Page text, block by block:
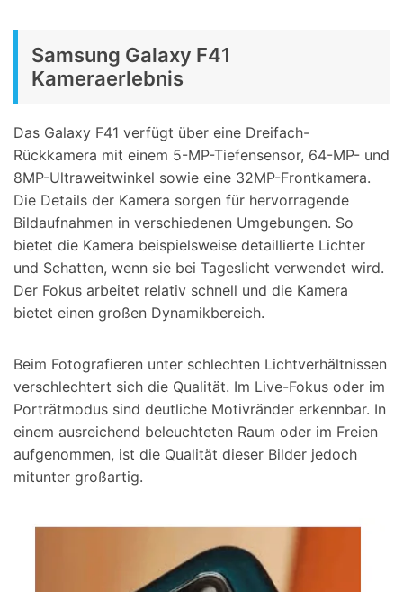
Samsung Galaxy F41
Kameraerlebnis
Das Galaxy F41 verfügt über eine Dreifach-
Rückkamera mit einem 5-MP-Tiefensensor, 64-MP- und
8MP-Ultraweitwinkel sowie eine 32MP-Frontkamera.
Die Details der Kamera sorgen für hervorragende
Bildaufnahmen in verschiedenen Umgebungen. So
bietet die Kamera beispielsweise detaillierte Lichter
und Schatten, wenn sie bei Tageslicht verwendet wird.
Der Fokus arbeitet relativ schnell und die Kamera
bietet einen großen Dynamikbereich.
Beim Fotografieren unter schlechten Lichtverhältnissen
verschlechtert sich die Qualität. Im Live-Fokus oder im
Porträtmodus sind deutliche Motivränder erkennbar. In
einem ausreichend beleuchteten Raum oder im Freien
aufgenommen, ist die Qualität dieser Bilder jedoch
mitunter großartig.